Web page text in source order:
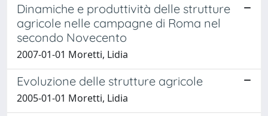
Dinamiche e produttività delle strutture
agricole nelle campagne di Roma nel
secondo Novecento
2007-01-01 Moretti, Lidia
Evoluzione delle strutture agricole
2005-01-01 Moretti, Lidia